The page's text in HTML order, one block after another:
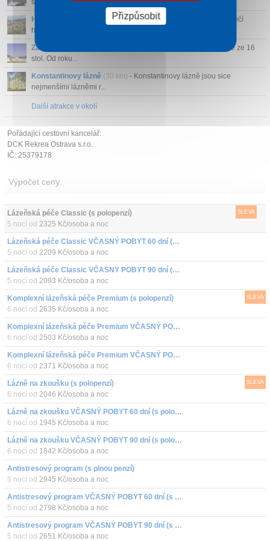
středisko K...
Hrad Loket
- Na skalnatém vrchu, nad řekou Ohří, se tyčí
hrad a kolem něho...
Zámek Kynžvart
- Zámek Kynžvart stojí na místě tvrze ze 16
stol. Od roku...
Konstantinovy lázně (30 km) - Konstantinovy lázně jsou sice
nejmenšími lázněmi r...
Další atrakce v okolí
Pořádající cestovní kancelář:
DCK Rekrea Ostrava s.r.o.
IČ: 25379178
Výpočet ceny
Lázeňská péče Classic (s polopenzí)
5 nocí od 2325 Kč/osoba a noc
SLEVA
Lázeňská péče Classic VČASNÝ POBYT 60 dní (s polopenzí)
5 nocí od 2209 Kč/osoba a noc
Lázeňská péče Classic VČASNY POBYT 90 dní (s polopenzí)
5 nocí od 2093 Kč/osoba a noc
Komplexní lázeňská péče Premium (s polopenzí)
6 nocí od 2635 Kč/osoba a noc
SLEVA
Komplexní lázeňská péče Premium VČASNÝ POBYT 60 dní (s polopenzí)
6 nocí od 2503 Kč/osoba a noc
Komplexní lázeňská péče Premium VČASNÝ POBYT 90 dní (s polopenzí)
6 nocí od 2371 Kč/osoba a noc
Lázně na zkoušku (s polopenzí)
6 nocí od 2046 Kč/osoba a noc
SLEVA
Lázně na zkoušku VČASNÝ POBYT 60 dní (s polopenzí)
6 nocí od 1945 Kč/osoba a noc
Lázně na zkoušku VČASNÝ POBYT 90 dní (s polopenzí)
6 nocí od 1842 Kč/osoba a noc
Antistresový program (s plnou penzí)
5 nocí od 2945 Kč/osoba a noc
Antistresový program VČASNÝ POBYT 60 dní (s plnou penzí)
5 nocí od 2798 Kč/osoba a noc
Antistresový program VČASNÝ POBYT 90 dní (s plnou penzí)
5 nocí od 2651 Kč/osoba a noc
Přizpůsobit